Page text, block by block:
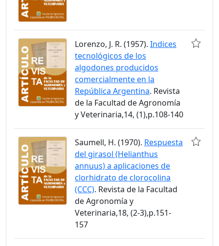
Lorenzo, J. R. (1957). Indices
tecnológicos de los
algodones producidos
comercialmente en la
República Argentina. Revista
de la Facultad de Agronomía
y Veterinaria,14, (1),p.108-140
Saumell, H. (1970). Respuesta
del girasol (Helianthus
annuus) a aplicaciones de
clorhidrato de clorocolina
(CCC). Revista de la Facultad
de Agronomía y
Veterinaria,18, (2-3),p.151-
157